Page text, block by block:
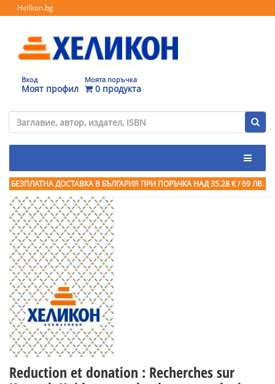
Helikon.bg
Вход
Моят профил
Моята поръчка
0 продукта
БЕЗПЛАТНА ДОСТАВКА В БЪЛГАРИЯ ПРИ ПОРЪЧКА НАД 35.28 € / 69 ЛВ.
Reduction et donation : Recherches sur